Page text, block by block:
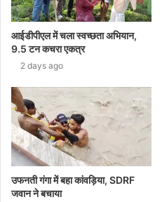
आईडीपीएल में चला स्वच्छता अभियान,
9.5 टन कचरा एकत्र
2 days ago
उफनती गंगा में बहा कांवड़िया, SDRF
जवान ने बचाया